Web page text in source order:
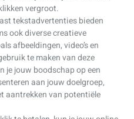
vergroot.
tekstadvertenties bieden
ook diverse creatieve
afbeeldingen, video’s en
te maken van deze
je jouw boodschap op een
aan jouw doelgroep,
aantrekken van potentiële